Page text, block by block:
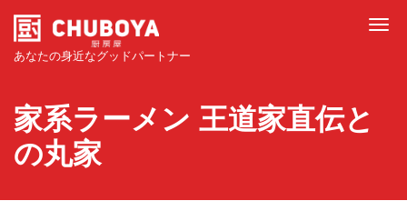
あなたの身近なグッドパートナー
家系ラーメン 王道家直伝と
の丸家